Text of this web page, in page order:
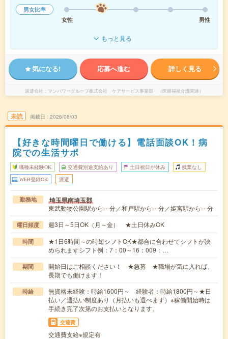
男女比率
女性
男性
もっと見る
気になる! 応募へ進む 詳しく見る
派遣会社 マンパワーグループ株式会社 ケアサービス事業部 （医療福祉介護関連）
未読 掲載日 2026/08/03
【好きな時間曜日で働ける】電話面談OK！病
院での生活サポ
職種未経験OK 交通費別途支給あり 土日祝日が休み 残業なし
WEB登録OK 派遣
勤務地 埼玉県南埼玉郡
東武動物公園駅から---分／和戸駅から---分／姫宮駅から---分
曜日頻度 週3日～5日OK（月～金） ★土日休みOK
時間
★1日6時間～の時短シフトOK★都合に合わせてシフトが決
められますシフト例：7：00～16：009：…
期間
開始日はご相談ください！ ★急募 ★職場が気に入れば、
長期でも働けます！
時給
無資格未経験：時給1600円～ 経験者：時給1800円～★日
払い／週払い制度あり（月払いも選べます）※稼働開始時は
手続き完了次第のお支払いとなります。
交通費
交通費支給※規定有